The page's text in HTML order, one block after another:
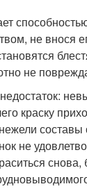
не внося
не
краску
не